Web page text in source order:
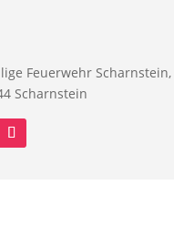
Feuerwehr
Scharnstein